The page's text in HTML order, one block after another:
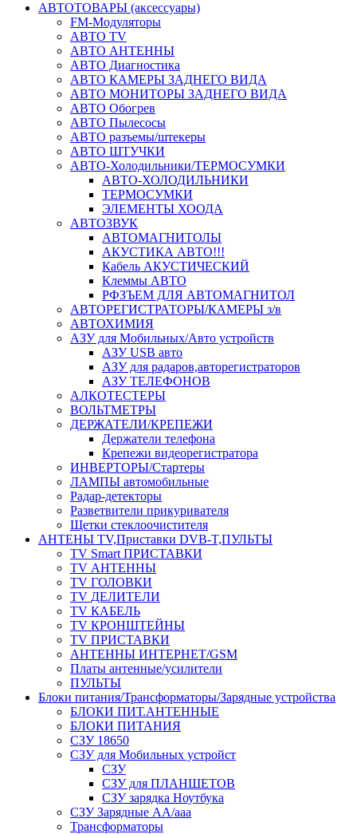
АВТОТОВАРЫ (аксессуары)
FM-Модуляторы
АВТО TV
АВТО АНТЕННЫ
АВТО Диагностика
АВТО КАМЕРЫ ЗАДНЕГО ВИДА
АВТО МОНИТОРЫ ЗАДНЕГО ВИДА
АВТО Обогрев
АВТО Пылесосы
АВТО разъемы/штекеры
АВТО ШТУЧКИ
АВТО-Холодильники/ТЕРМОСУМКИ
АВТО-ХОЛОДИЛЬНИКИ
ТЕРМОСУМКИ
ЭЛЕМЕНТЫ ХООДА
АВТОЗВУК
АВТОМАГНИТОЛЫ
АКУСТИКА АВТО!!!
Кабель АКУСТИЧЕСКИЙ
Клеммы АВТО
РФЗЪЕМ ДЛЯ АВТОМАГНИТОЛ
АВТОРЕГИСТРАТОРЫ/КАМЕРЫ з/в
АВТОХИМИЯ
АЗУ для Мобильных/Авто устройств
АЗУ USB авто
АЗУ для радаров,авторегистраторов
АЗУ ТЕЛЕФОНОВ
АЛКОТЕСТЕРЫ
ВОЛЬТМЕТРЫ
ДЕРЖАТЕЛИ/КРЕПЕЖИ
Держатели телефона
Крепежи видеорегистратора
ИНВЕРТОРЫ/Стартеры
ЛАМПЫ автомобильные
Радар-детекторы
Разветвители прикуривателя
Щетки стеклоочистителя
АНТЕНЫ ТV,Приставки DVB-T,ПУЛЬТЫ
TV Smart ПРИСТАВКИ
TV АНТЕННЫ
TV ГОЛОВКИ
TV ДЕЛИТЕЛИ
TV КАБЕЛЬ
TV КРОНШТЕЙНЫ
TV ПРИСТАВКИ
АНТЕННЫ ИНТЕРНЕТ/GSM
Платы антенные/усилители
ПУЛЬТЫ
Блоки питания/Трансформаторы/Зарядные устройства
БЛОКИ ПИТ.АНТЕННЫЕ
БЛОКИ ПИТАНИЯ
СЗУ 18650
СЗУ для Мобильных устройст
СЗУ
СЗУ для ПЛАНШЕТОВ
СЗУ зарядка Ноутбука
СЗУ Зарядные АА/ааа
Трансформаторы